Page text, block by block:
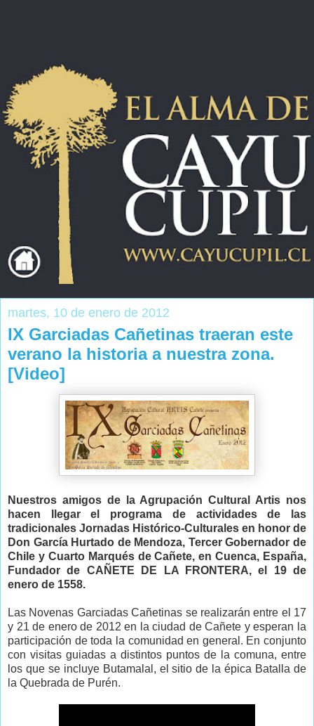
martes, 10 de enero de 2012
IX Garciadas Cañetinas traeran este
verano la historia a nuestra zona.
[Video]
Nuestros amigos de la Agrupación Cultural Artis nos
hacen llegar el programa de actividades de las
tradicionales Jornadas Histórico-Culturales en honor de
Don García Hurtado de Mendoza, Tercer Gobernador de
Chile y Cuarto Marqués de Cañete, en Cuenca, España,
Fundador de CAÑETE DE LA FRONTERA, el 19 de
enero de 1558.
Las Novenas Garciadas Cañetinas se realizarán entre el 17
y 21 de enero de 2012 en la ciudad de Cañete y esperan la
participación de toda la comunidad en general. En conjunto
con visitas guiadas a distintos puntos de la comuna, entre
los que se incluye Butamalal, el sitio de la épica Batalla de
la Quebrada de Purén.